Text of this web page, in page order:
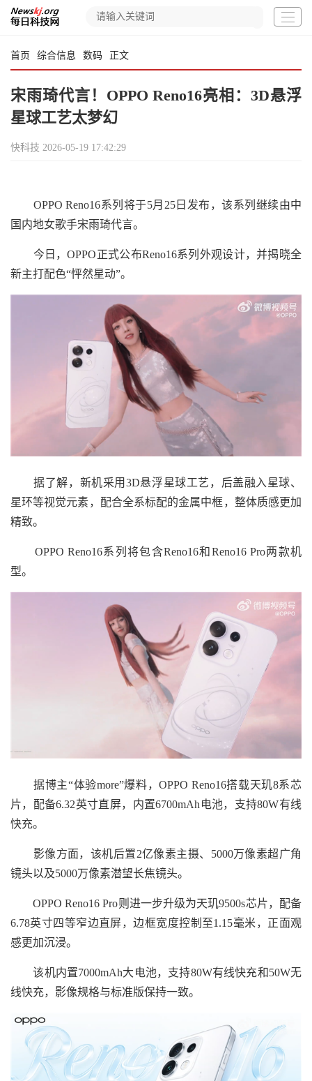
首页 综合信息 数码 正文
宋雨琦代言！OPPO Reno16亮相：3D悬浮
星球工艺太梦幻
快科技 2026-05-19 17:42:29
OPPO Reno16系列将于5月25日发布，该系列继续由中
国内地女歌手宋雨琦代言。
今日，OPPO正式公布Reno16系列外观设计，并揭晓全
新主打配色“怦然星动”。
据了解，新机采用3D悬浮星球工艺，后盖融入星球、
星环等视觉元素，配合全系标配的金属中框，整体质感更加
精致。
OPPO Reno16系列将包含Reno16和Reno16 Pro两款机
型。
据博主“体验more”爆料，OPPO Reno16搭载天玑8系芯
片，配备6.32英寸直屏，内置6700mAh电池，支持80W有线
快充。
影像方面，该机后置2亿像素主摄、5000万像素超广角
镜头以及5000万像素潜望长焦镜头。
OPPO Reno16 Pro则进一步升级为天玑9500s芯片，配备
6.78英寸四等窄边直屏，边框宽度控制至1.15毫米，正面观
感更加沉浸。
该机内置7000mAh大电池，支持80W有线快充和50W无
线快充，影像规格与标准版保持一致。